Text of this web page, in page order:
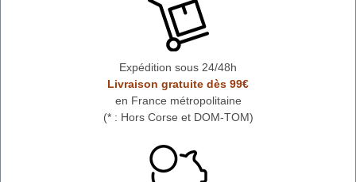
Expédition sous 24/48h
Livraison gratuite dès 99€
en France métropolitaine
(* : Hors Corse et DOM-TOM)